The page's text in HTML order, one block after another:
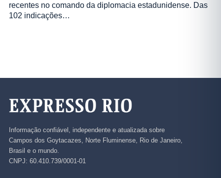
recentes no comando da diplomacia estadunidense. Das
102 indicações…
Informação confiável, independente e atualizada sobre
Campos dos Goytacazes, Norte Fluminense, Rio de Janeiro,
Brasil e o mundo.
CNPJ: 60.410.739/0001-01